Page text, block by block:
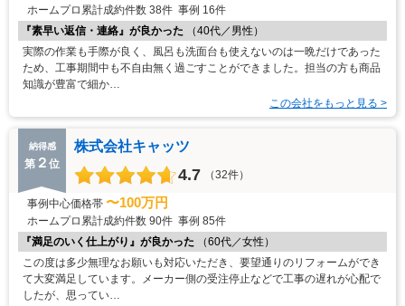
ホームプロ累計成約件数 38件 事例 16件
『素早い返信・連絡』が良かった
（40代／男性）
実際の作業も手際が良く、風呂も洗面台も使えないのは一晩だけであった
ため、工事期間中も不自由無く過ごすことができました。担当の方も商品
知識が豊富で細か…
この会社をもっと見る >
納得感
第 ２ 位
株式会社キャッツ
4.7 （32件）
事例中心価格帯 〜100万円
ホームプロ累計成約件数 90件 事例 85件
『満足のいく仕上がり』が良かった
（60代／女性）
この度は多少無理なお願いも対応いただき、要望通りのリフォームができ
て大変満足しています。メーカー側の受注停止などで工事の遅れが心配で
したが、思ってい…